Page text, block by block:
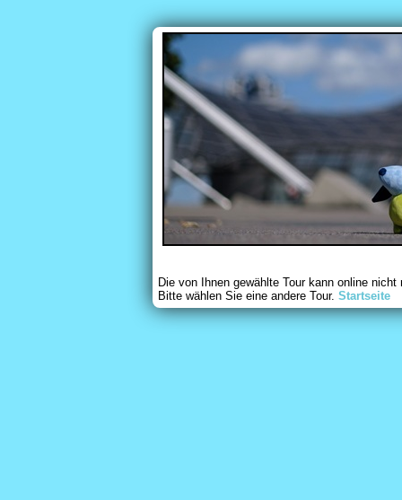
Die von Ihnen gewählte Tour kann online nicht
Bitte wählen Sie eine andere Tour. Startseite